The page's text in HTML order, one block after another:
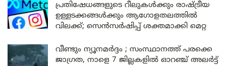
പ്രതിഷേധങ്ങളുടെ റീലുകൾക്കും രാഷ്ട്രീയ
ഉള്ളടക്കങ്ങൾക്കും ആഗോളതലത്തിൽ
വിലക്ക്; സെൻസർഷിപ്പ് ശക്തമാക്കി മെറ്റ
വീണ്ടും ന്യൂനമർദ്ദം ; സംസ്ഥാനത്ത് പരക്കെ
ജാഗ്രത, നാളെ 7 ജില്ലകളിൽ ഓറഞ്ച് അലർട്ട്